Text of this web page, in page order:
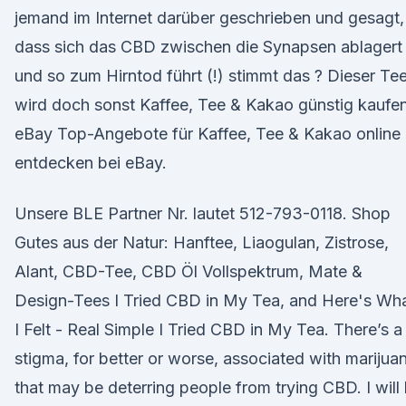
jemand im Internet darüber geschrieben und gesagt,
dass sich das CBD zwischen die Synapsen ablagert
und so zum Hirntod führt (!) stimmt das ? Dieser
wird doch sonst Kaffee, Tee & Kakao günstig kaufen
eBay Top-Angebote für Kaffee, Tee & Kakao online
entdecken bei eBay.
Unsere BLE Partner Nr. lautet 512-793-0118. Shop
Gutes aus der Natur: Hanftee, Liaogulan, Zistrose,
Alant, CBD-Tee, CBD Öl Vollspektrum, Mate &
Design-Tees I Tried CBD in My Tea, and Here's
I Felt - Real Simple I Tried CBD in My Tea. There’s a
stigma, for better or worse, associated with
that may be deterring people from trying CBD. I will